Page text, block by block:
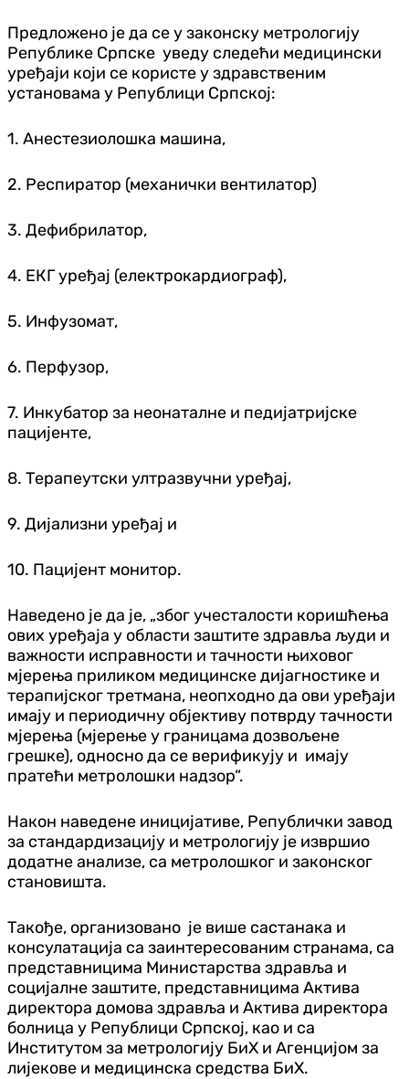
Предложено је да се у законску метрологију
Републике Српске уведу следећи медицински
уређаји који се користе у здравственим
установама у Републици Српској:
1. Анестезиолошка машина,
2. Респиратор (механички вентилатор)
3. Дефибрилатор,
4. ЕКГ уређај (електрокардиограф),
5. Инфузомат,
6. Перфузор,
7. Инкубатор за неонаталне и педијатријске
пацијенте,
8. Терапеутски ултразвучни уређај,
9. Дијализни уређај и
10. Пацијент монитор.
Наведено је да је, „због учесталости коришћења
ових уређаја у области заштите здравља људи и
важности исправности и тачности њиховог
мјерења приликом медицинске дијагностике и
терапијског третмана, неопходно да ови уређаји
имају и периодичну објективу потврду тачности
мјерења (мјерење у границама дозвољене
грешке), односно да се верификују и имају
пратећи метролошки надзор“.
Након наведене иницијативе, Републички завод
за стандардизацију и метрологију је извршио
додатне анализе, са метролошког и законског
становишта.
Такође, организовано је више састанака и
консулатација са заинтересованим странама, са
представницима Министарства здравља и
социјалне заштите, представницима Актива
директора домова здравља и Актива директора
болница у Републици Српској, као и са
Институтом за метрологију БиХ и Агенцијом за
лијекове и медицинска средства БиХ.